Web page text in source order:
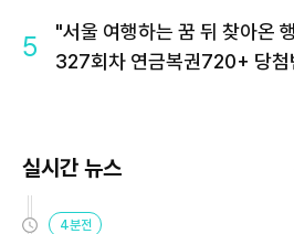
5
"서울 여행하는 꿈 뒤 찾아온
327회차 연금복권720+ 당첨
실시간 뉴스
4분전